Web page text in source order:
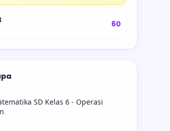
60
SD Kelas 6 - Operasi